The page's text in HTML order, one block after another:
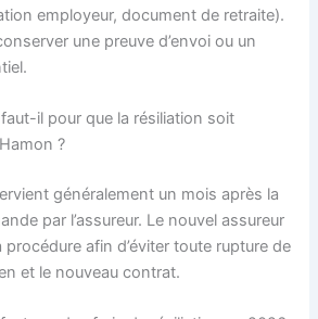
employeur, document de retraite).
une preuve d’envoi ou un
il pour que la résiliation soit
?
généralement un mois après la
par l’assureur. Le nouvel assureur
procédure afin d’éviter toute rupture de
et le nouveau contrat.